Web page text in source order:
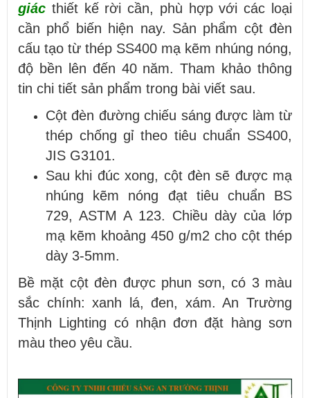
giác thiết kế rời cần, phù hợp với các loại
cần phổ biến hiện nay. Sản phẩm cột đèn
cấu tạo từ thép SS400 mạ kẽm nhúng nóng,
độ bền lên đến 40 năm. Tham khảo thông
tin chi tiết sản phẩm trong bài viết sau.
Cột đèn đường chiếu sáng được làm từ
thép chống gỉ theo tiêu chuẩn SS400,
JIS G3101.
Sau khi đúc xong, cột đèn sẽ được mạ
nhúng kẽm nóng đạt tiêu chuẩn BS
729, ASTM A 123. Chiều dày của lớp
mạ kẽm khoảng 450 g/m2 cho cột thép
dày 3-5mm.
Bề mặt cột đèn được phun sơn, có 3 màu
sắc chính: xanh lá, đen, xám. An Trường
Thịnh Lighting có nhận đơn đặt hàng sơn
màu theo yêu cầu.